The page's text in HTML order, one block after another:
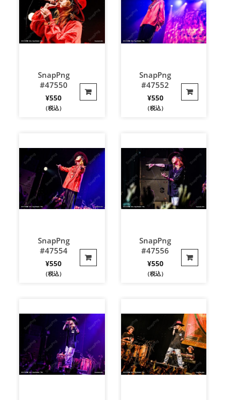
SnapPng
#47550
¥550
（税込）
SnapPng
#47552
¥550
（税込）
SnapPng
#47554
¥550
（税込）
SnapPng
#47556
¥550
（税込）